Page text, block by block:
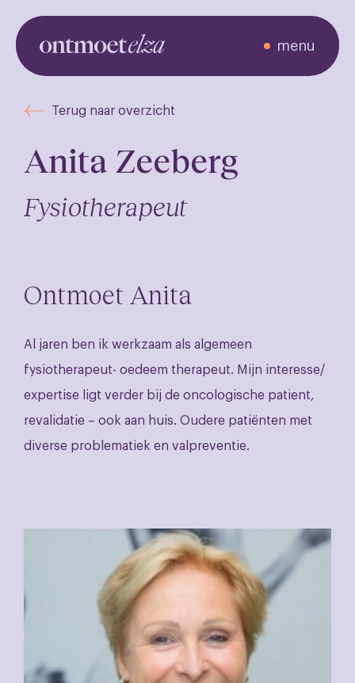
menu
Ontmoet de
Terug naar overzicht
Anita Zeeberg
Fysiotherapeut
Ontmoet Anita
Al jaren ben ik werkzaam als algemeen
fysiotherapeut- oedeem therapeut. Mijn interesse/
expertise ligt verder bij de oncologische patient,
revalidatie – ook aan huis. Oudere patiënten met
diverse problematiek en valpreventie.